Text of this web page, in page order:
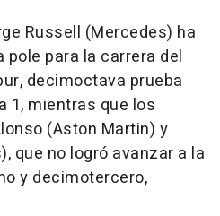
Russell (Mercedes) ha
para la carrera del
decimoctava prueba
1, mientras que los
(Aston Martin) y
que no logró avanzar a la
y decimotercero,